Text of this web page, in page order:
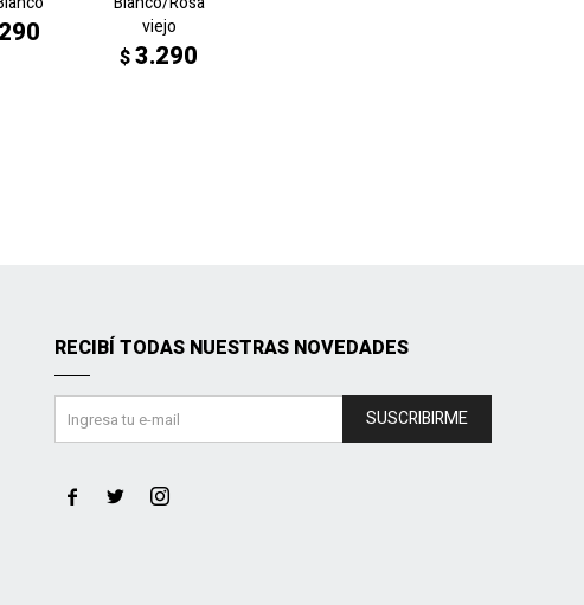
viejo
$3.290
RECIBÍ TODAS NUESTRAS NOVEDADES
SUSCRIBIRME
  